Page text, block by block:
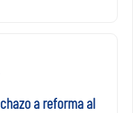
a reforma al